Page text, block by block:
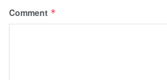
Comment *